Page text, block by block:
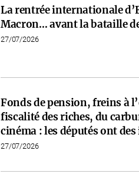
La rentrée internationale
Macron… avant la bataille
27/07/2026
Fonds de pension, freins à
fiscalité des riches, du
cinéma : les députés ont des
27/07/2026